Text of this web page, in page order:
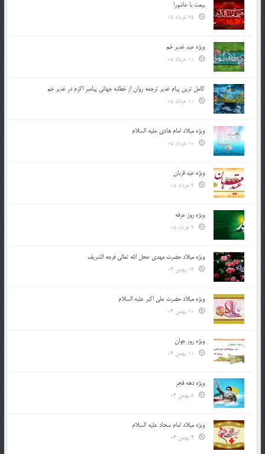
بیعت با عاشورا
ویژه عید غدیر خم
کامل ترین پیام غدیر ترجمه روان از خطابه جهانی پیامبر اکرم در غدیر خم
ویژه میلاد امام هادی علیه السلام
ویژه عید قربان
ویژه روز عرفه
ویژه میلاد حضرت مهدی عجل الله تعالی فرجه الشريف
ویژه میلاد حضرت علی اکبر علیه السلام
ویژه روز جوان
ویژه دهه فجر
ویژه میلاد امام سجاد علیه السلام